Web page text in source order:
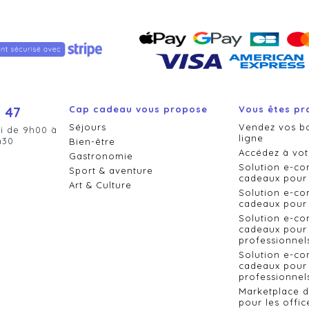
de 9h00 à
Cap cadeau vous propose
Séjours
Bien-être
Gastronomie
Sport & aventure
Art & Culture
Vous êtes
Vendez vos
ligne
Accédez à
Solution e-
cadeaux
Solution e-
cadeaux
Solution e-
cadeaux pour
Solution e-
cadeaux pour
Marketplace
pour les